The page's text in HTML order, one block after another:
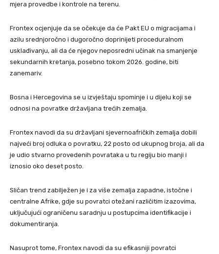
mjera provedbe i kontrole na terenu.
Frontex ocjenjuje da se očekuje da će Pakt EU o migracijama i
azilu srednjoročno i dugoročno doprinijeti proceduralnom
usklađivanju, ali da će njegov neposredni učinak na smanjenje
sekundarnih kretanja, posebno tokom 2026. godine, biti
zanemariv.
Bosna i Hercegovina se u izvještaju spominje i u dijelu koji se
odnosi na povratke državljana trećih zemalja.
Frontex navodi da su državljani sjevernoafričkih zemalja dobili
najveći broj odluka o povratku, 22 posto od ukupnog broja, ali da
je udio stvarno provedenih povrataka u tu regiju bio manji i
iznosio oko deset posto.
Sličan trend zabilježen je i za više zemalja zapadne, istočne i
centralne Afrike, gdje su povratci otežani različitim izazovima,
uključujući ograničenu saradnju u postupcima identifikacije i
dokumentiranja.
Nasuprot tome, Frontex navodi da su efikasniji povratci